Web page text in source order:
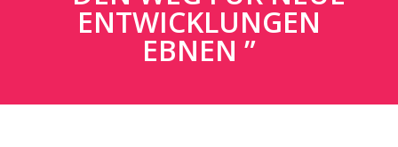
ENTWICKLUNGEN
EBNEN